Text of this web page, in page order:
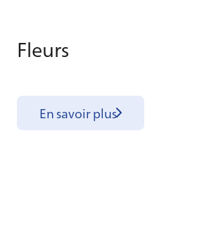
Fleurs
En savoir plus